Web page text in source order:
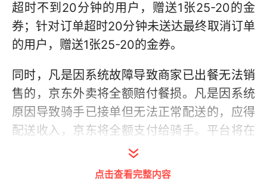
超时不到20分钟的用户，赠送1张25-20的金
券；针对订单超时20分钟未送达最终取消订单
的用户，赠送1张25-20的金券。
同时，凡是因系统故障导致商家已出餐无法销
售的，京东外卖将全额赔付餐损。凡是因系统
原因导致骑手已接单但无法正常配送的，应得
配送收入，京东将全额支付给骑手。平台将在
24小时内赔付完毕，确保骑手不会因系统问题
担责、商户利益不受影响。
点击查看完整内容